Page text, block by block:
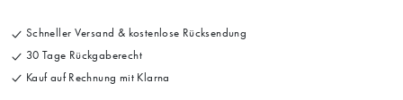
Schneller Versand & kostenlose Rücksendung
30 Tage Rückgaberecht
Kauf auf Rechnung mit Klarna